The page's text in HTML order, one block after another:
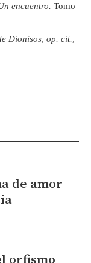
encuentro. Tomo
Dionisos, op. cit.,
de amor
orfismo